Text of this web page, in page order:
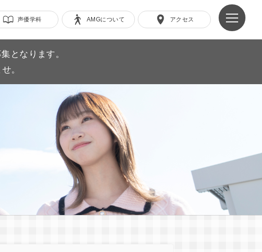
声優学科 AMGについて アクセス
となります。
。